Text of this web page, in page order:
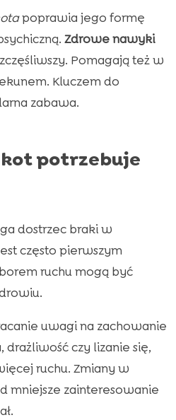
poprawia jego formę
Zdrowe nawyki
Pomagają też w
Kluczem do
zabawa.
kot potrzebuje
dostrzec braki w
często pierwszym
ruchu mogą być
uwagi na zachowanie
czy lizanie się,
ruchu. Zmiany w
mniejsze zainteresowanie